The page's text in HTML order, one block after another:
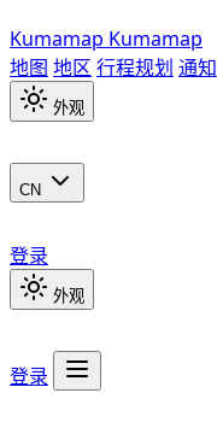
Kumamap Kumamap
地图 地区 行程规划 通知
外观
CN
登录
外观
登录